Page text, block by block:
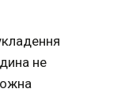
не